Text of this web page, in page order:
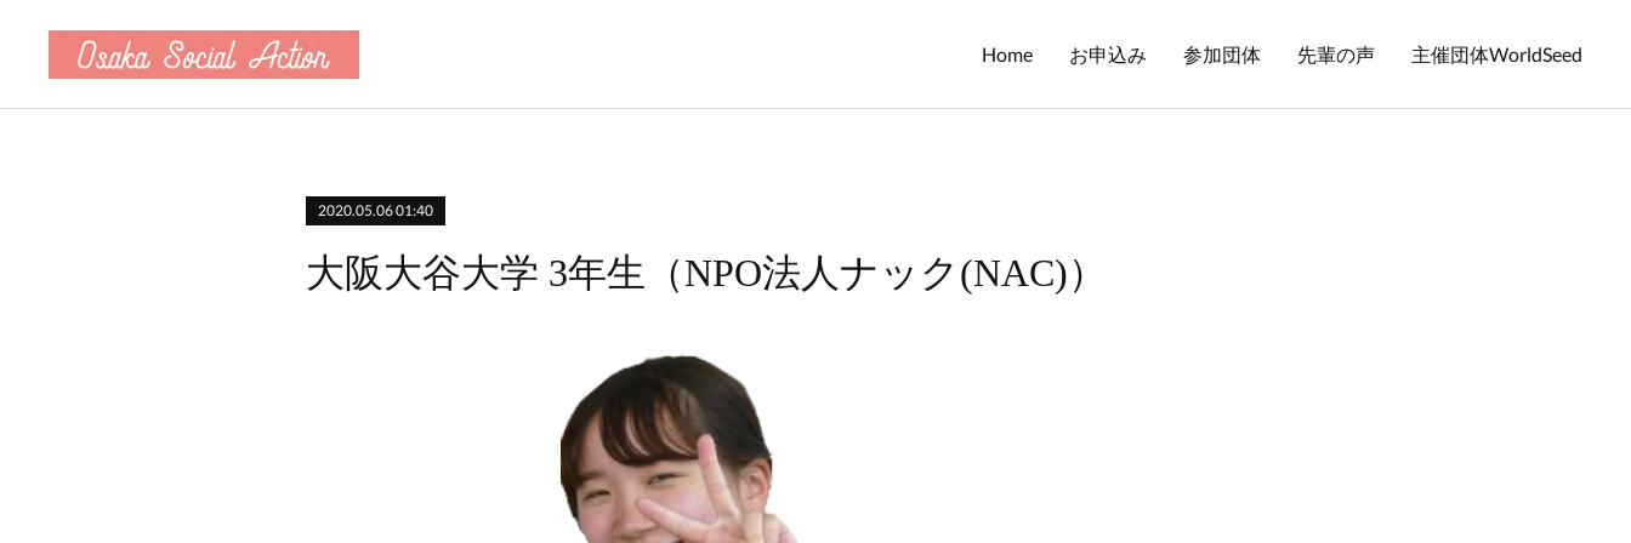
Home お申込み 参加団体 先輩の声 主催団体WorldSeed
2020.05.06 01:40
大阪大谷大学 3年生（NPO法人ナック(NAC)）